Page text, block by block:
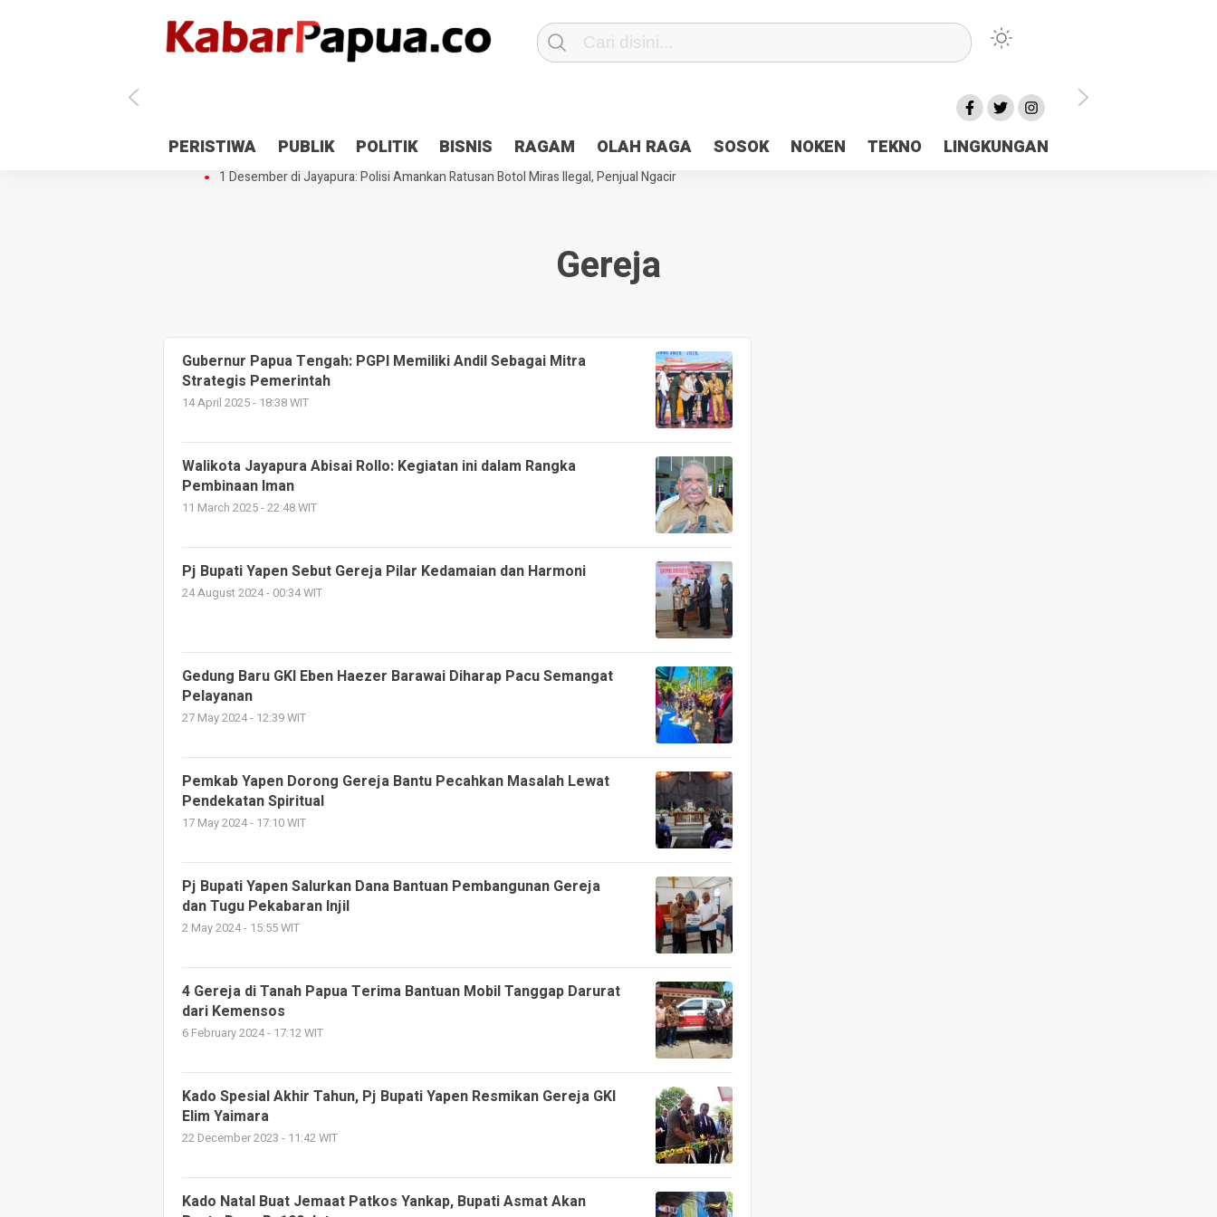
PERISTIWA PUBLIK POLITIK BISNIS RAGAM OLAH RAGA SOSOK NOKEN TEKNO LINGKUNGAN
Antisipasi 1 Desember, TNI Polri Patroli 2×24 jam di Kota Jayapura
Pesan Sejuk Polri di Deklarasi Pemilu Ceria Tanah Papua
Gedung Perpustakaan SMPN 5 Sentani Terbakar
Hibah Pilkada Jayapura Cair 10 Persen, Deposit Kas Daerah Rp23 Miliar Disorot
1 Desember di Jayapura: Polisi Amankan Ratusan Botol Miras Ilegal, Penjual Ngacir
Gereja
Gubernur Papua Tengah: PGPI Memiliki Andil Sebagai Mitra
Strategis Pemerintah
14 April 2025 - 18:38 WIT
Walikota Jayapura Abisai Rollo: Kegiatan ini dalam Rangka
Pembinaan Iman
11 March 2025 - 22:48 WIT
Pj Bupati Yapen Sebut Gereja Pilar Kedamaian dan Harmoni
24 August 2024 - 00:34 WIT
Gedung Baru GKI Eben Haezer Barawai Diharap Pacu Semangat
Pelayanan
27 May 2024 - 12:39 WIT
Pemkab Yapen Dorong Gereja Bantu Pecahkan Masalah Lewat
Pendekatan Spiritual
17 May 2024 - 17:10 WIT
Pj Bupati Yapen Salurkan Dana Bantuan Pembangunan Gereja
dan Tugu Pekabaran Injil
2 May 2024 - 15:55 WIT
4 Gereja di Tanah Papua Terima Bantuan Mobil Tanggap Darurat
dari Kemensos
6 February 2024 - 17:12 WIT
Kado Spesial Akhir Tahun, Pj Bupati Yapen Resmikan Gereja GKI
Elim Yaimara
22 December 2023 - 11:42 WIT
Kado Natal Buat Jemaat Patkos Yankap, Bupati Asmat Akan